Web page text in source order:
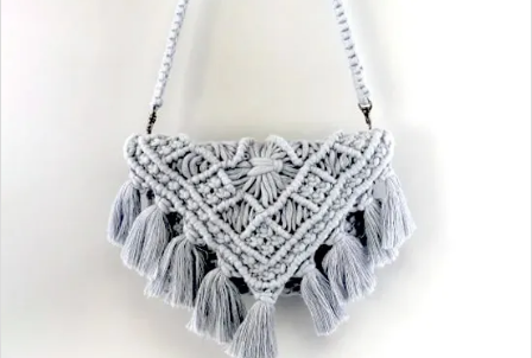
カテゴリーから探す
用途から探す
WORKSHOP